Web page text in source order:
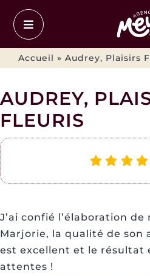
Passer
contenu
Accueil » Audrey, Plaisirs
AUDREY,
FLEURIS
J’ai confié l’élaboration
Marjorie, la qualité de son
est excellent et le résultat
attentes !